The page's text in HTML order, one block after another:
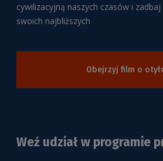
cywilizacyjną naszych czasów i
swoich najbliższych
Obejrzyj film o
Weź udział w programie